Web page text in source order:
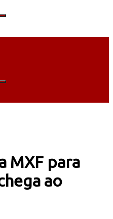
MXF para
ao